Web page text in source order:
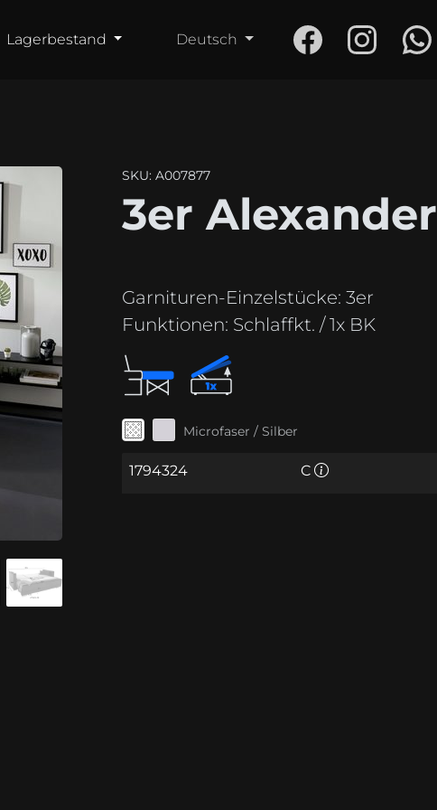
Lagerbestand Deutsch
SKU: A007877
3er Alexander
Garnituren-Einzelstücke: 3er
Funktionen: Schlaffkt. / 1x BK
Microfaser / Silber
1794324 C